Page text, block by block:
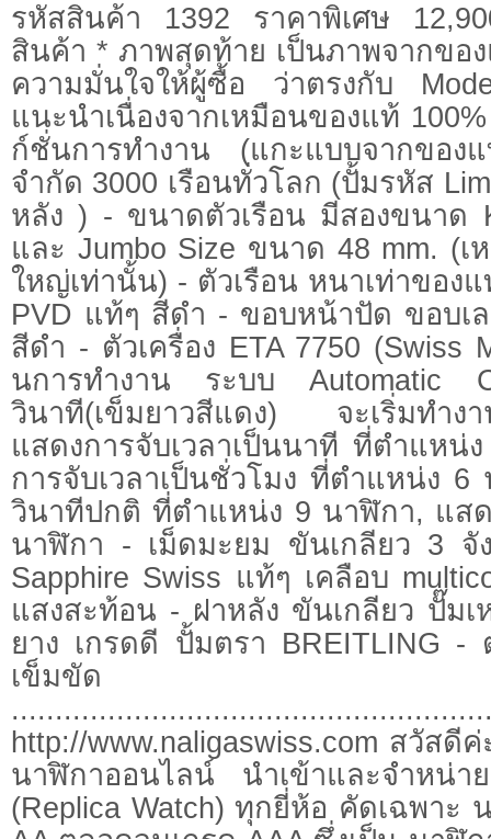
รหัสสินค้า 1392 ราคาพิเศษ
สินค้า * ภาพสุดท้าย เป็นภาพจากขอ
ความมั่นใจให้ผู้ซื้อ ว่าตรงกับ
แนะนำเนื่องจากเหมือนของแท้
ก์ชั่นการทำงาน (แกะแบบจากขอ
จำกัด 3000 เรือนทั่วโลก (ปั้มรหัส
หลัง ) - ขนาดตัวเรือน มีสองขนาด
และ Jumbo Size ขนาด 48 mm. (
ใหญ่เท่านั้น) - ตัวเรือน หนาเท่าของ
PVD แท้ๆ สีดำ - ขอบหน้าปัด ขอบเ
สีดำ - ตัวเครื่อง ETA 7750 (Swiss
นการทำงาน ระบบ Automatic
วินาที(เข็มยาวสีแดง) จะเริ่มทำงา
แสดงการจับเวลาเป็นนาที ที่ตำแหน่
การจับเวลาเป็นชั่วโมง ที่ตำแหน่ง
วินาทีปกติ ที่ตำแหน่ง 9 นาฬิกา, แส
นาฬิกา - เม็ดมะยม ขันเกลียว 3 จั
Sapphire Swiss แท้ๆ เคลือบ
แสงสะท้อน - ฝาหลัง ขันเกลียว ปั๊ม
ยาง เกรดดี ปั้มตรา BREITLING -
เข็มขัด
http://www.naligaswiss.com สวัส
นาฬิกาออนไลน์ นำเข้าและจำหน่า
(Replica Watch) ทุกยี่ห้อ คัดเฉพาะ